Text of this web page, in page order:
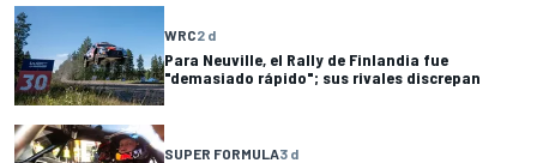
WRC2 d
Para Neuville, el Rally de Finlandia fue
"demasiado rápido"; sus rivales discrepan
SUPER FORMULA3 d